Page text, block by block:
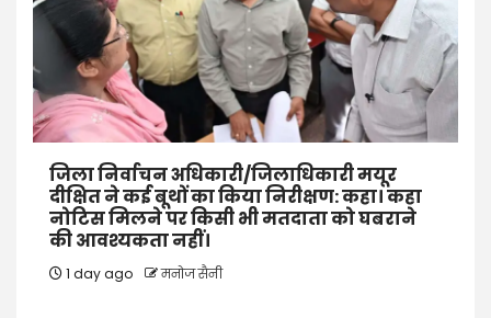
जिला निर्वाचन अधिकारी/जिलाधिकारी मयूर
दीक्षित ने कई बूथों का किया निरीक्षण: कहा। कहा
नोटिस मिलने पर किसी भी मतदाता को घबराने
की आवश्यकता नहीं।
1 day ago मनोज सैनी